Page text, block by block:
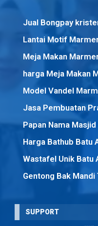
Jual Bongpay
Lantai Motif
Meja Makan
harga Meja Makan
Model Vandel
Jasa Pembuatan
Papan Nama Masjid
Harga Bathub Batu
Wastafel Unik Batu
Gentong Bak
SUPPORT